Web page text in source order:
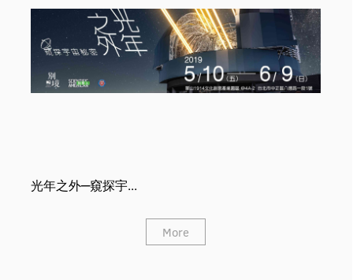
光年之外─窺探宇...
More